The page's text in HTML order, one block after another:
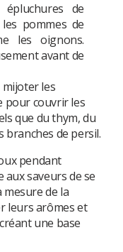
de
pommes de
les oignons.
avant de
mijoter les
pour couvrir les
que du thym, du
branches de persil.
pendant
saveurs de se
de la
leurs arômes et
une base